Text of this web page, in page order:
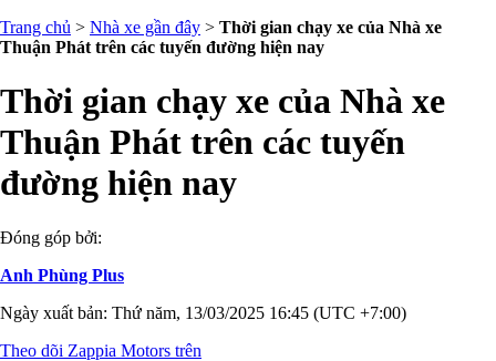
Trang chủ > Nhà xe gần đây > Thời gian chạy xe của Nhà xe
Thuận Phát trên các tuyến đường hiện nay
Thời gian chạy xe của Nhà xe
Thuận Phát trên các tuyến
đường hiện nay
Đóng góp bởi:
Anh Phùng Plus
Ngày xuất bản: Thứ năm, 13/03/2025 16:45 (UTC +7:00)
Theo dõi Zappia Motors trên